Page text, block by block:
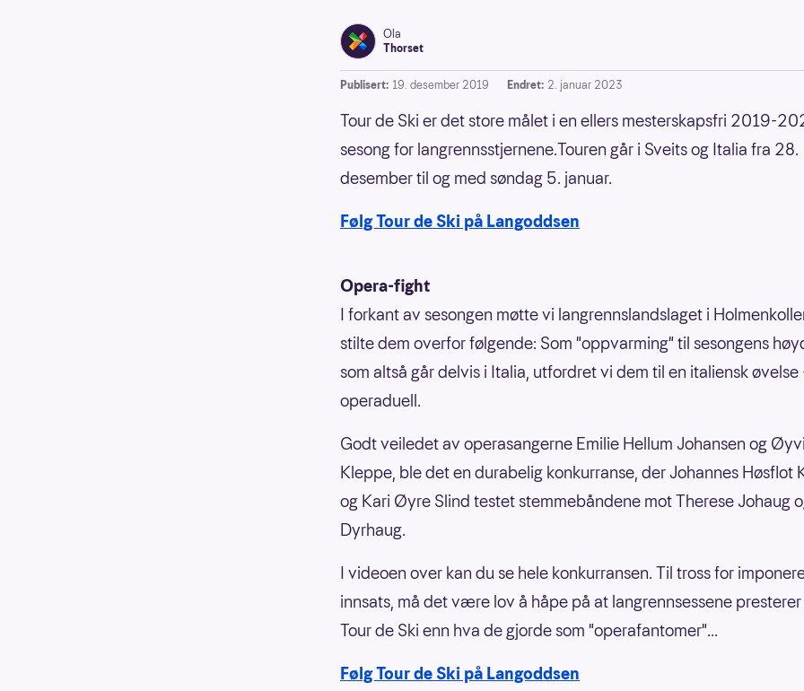
Ola
Thorset
Publisert: 19. desember 2019 Endret: 2. januar 2023
Tour de Ski er det store målet i en ellers mesterskapsfri 2019-
sesong for langrennsstjernene.Touren går i Sveits og Italia fra 28.
desember til og med søndag 5. januar.
Følg Tour de Ski på Langoddsen
Opera-fight
I forkant av sesongen møtte vi langrennslandslaget i
stilte dem overfor følgende: Som "oppvarming" til sesongens
som altså går delvis i Italia, utfordret vi dem til en italiensk øvelse
operaduell.
Godt veiledet av operasangerne Emilie Hellum Johansen og
Kleppe, ble det en durabelig konkurranse, der Johannes
og Kari Øyre Slind testet stemmebåndene mot Therese Johaug
Dyrhaug.
I videoen over kan du se hele konkurransen. Til tross for
innsats, må det være lov å håpe på at langrennsessene
Tour de Ski enn hva de gjorde som "operafantomer"...
Følg Tour de Ski på Langoddsen